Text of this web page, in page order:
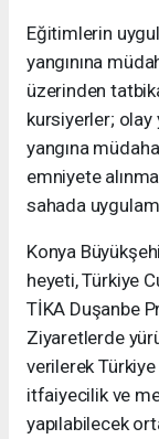
Eğitimlerin
yangınına
üzerinden
kursiyerler; olay
yangına
emniyete
sahada
Konya
heyeti, Türkiye
TİKA Duşanbe
Ziyaretlerde
verilerek
itfaiyecilik ve
yapılabilecek